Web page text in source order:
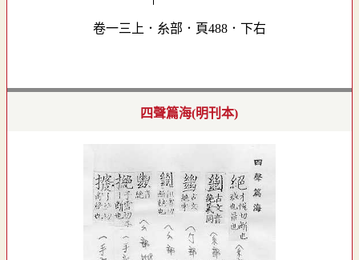
卷一三上．糸部．頁488．下右
四聲篇海(明刊本)